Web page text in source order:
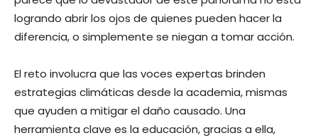
logrando abrir los ojos de quienes pueden hacer la
diferencia, o simplemente se niegan a tomar acción.
El reto involucra que las voces expertas brinden
estrategias climáticas desde la academia, mismas
que ayuden a mitigar el daño causado. Una
herramienta clave es la educación, gracias a ella,